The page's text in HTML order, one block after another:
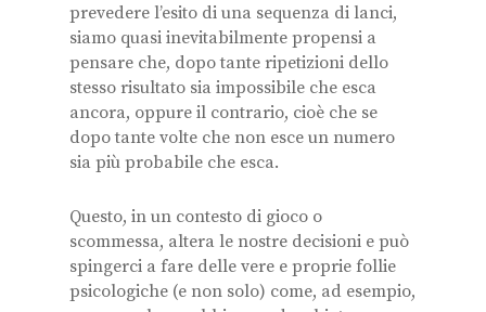
prevedere l’esito di una sequenza di lanci,
siamo quasi inevitabilmente propensi a
pensare che, dopo tante ripetizioni dello
stesso risultato sia impossibile che esca
ancora, oppure il contrario, cioè che se
dopo tante volte che non esce un numero
sia più probabile che esca.
Questo, in un contesto di gioco o
scommessa, altera le nostre decisioni e può
spingerci a fare delle vere e proprie follie
psicologiche (e non solo) come, ad esempio,